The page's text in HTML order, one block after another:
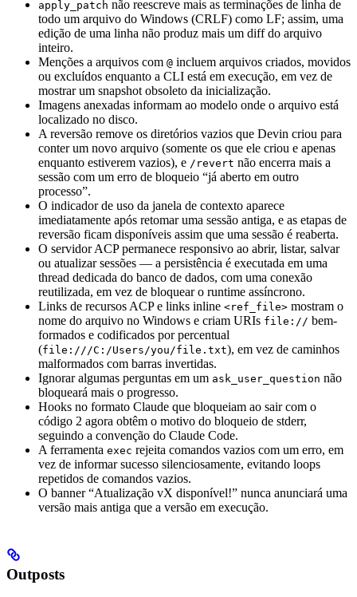
apply_patch não reescreve mais as terminações de linha de
todo um arquivo do Windows (CRLF) como LF; assim, uma
edição de uma linha não produz mais um diff do arquivo
inteiro.
Menções a arquivos com @ incluem arquivos criados, movidos
ou excluídos enquanto a CLI está em execução, em vez de
mostrar um snapshot obsoleto da inicialização.
Imagens anexadas informam ao modelo onde o arquivo está
localizado no disco.
A reversão remove os diretórios vazios que Devin criou para
conter um novo arquivo (somente os que ele criou e apenas
enquanto estiverem vazios), e /revert não encerra mais a
sessão com um erro de bloqueio “já aberto em outro
processo”.
O indicador de uso da janela de contexto aparece
imediatamente após retomar uma sessão antiga, e as etapas de
reversão ficam disponíveis assim que uma sessão é reaberta.
O servidor ACP permanece responsivo ao abrir, listar, salvar
ou atualizar sessões — a persistência é executada em uma
thread dedicada do banco de dados, com uma conexão
reutilizada, em vez de bloquear o runtime assíncrono.
Links de recursos ACP e links inline <ref_file> mostram o
nome do arquivo no Windows e criam URIs file:// bem-
formados e codificados por percentual
(file:///C:/Users/you/file.txt), em vez de caminhos
malformados com barras invertidas.
Ignorar algumas perguntas em um ask_user_question não
bloqueará mais o progresso.
Hooks no formato Claude que bloqueiam ao sair com o
código 2 agora obtêm o motivo do bloqueio de stderr,
seguindo a convenção do Claude Code.
A ferramenta exec rejeita comandos vazios com um erro, em
vez de informar sucesso silenciosamente, evitando loops
repetidos de comandos vazios.
O banner “Atualização vX disponível!” nunca anunciará uma
versão mais antiga que a versão em execução.
Outposts